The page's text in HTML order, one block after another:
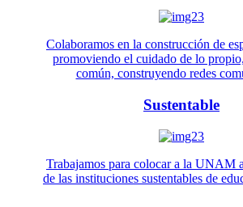
Colaboramos en la construcción de
promoviendo el cuidado de lo
común, construyendo redes
Sustentable
Trabajamos para colocar a la UNAM
de las instituciones sustentables de